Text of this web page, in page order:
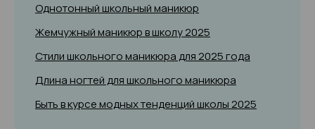
Однотонный школьный маникюр
Жемчужный маникюр в школу 2025
Стили школьного маникюра для 2025 года
Длина ногтей для школьного маникюра
Быть в курсе модных тенденций школы 2025